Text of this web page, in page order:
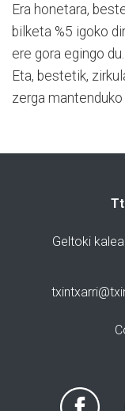
Era honetara,
bilketa %5 igoko
ere gora egingo du.
Eta, bestetik,
zerga mantenduko
Geltoki